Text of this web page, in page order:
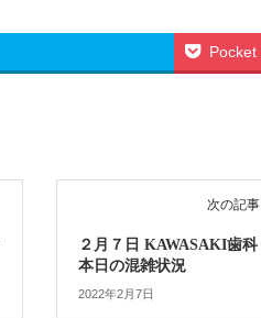
Pocket
次の記事
２月７日 KAWASAKI歯科
本日の混雑状況
2022年2月7日